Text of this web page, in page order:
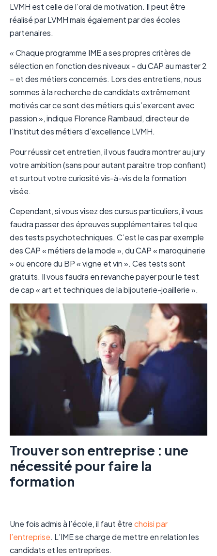
LVMH est celle de l’oral de motivation. Il peut être
réalisé par LVMH mais également par des écoles
partenaires.
« Chaque programme IME a ses propres critères de
sélection en fonction des niveaux – du CAP au master 2
– et des métiers concernés. Lors des entretiens, nous
sommes à la recherche de candidats extrêmement
motivés car ce sont des métiers qui s’exercent avec
passion », indique Florence Rambaud, directeur de
l’Institut des métiers d’excellence LVMH.
Pour réussir cet entretien, il vous faudra montrer au jury
votre ambition (sans pour autant paraitre trop confiant)
et surtout votre curiosité vis-à-vis de la formation
visée.
Cependant, si vous visez des cursus particuliers, il vous
faudra passer des épreuves supplémentaires tel que
des tests psychotechniques. C’est le cas par exemple
des CAP « métiers de la mode », du CAP « maroquinerie
» ou encore du BP « vigne et vin ». Ces tests sont
gratuits. Il vous faudra en revanche payer pour le test
de cap « art et techniques de la bijouterie-joaillerie ».
Trouver son entreprise : une
nécessité pour faire la
formation
Une fois admis à l’école, il faut êtrechoisi par
l’entreprise. L’IME se charge de mettre en relation les
candidats et les entreprises.